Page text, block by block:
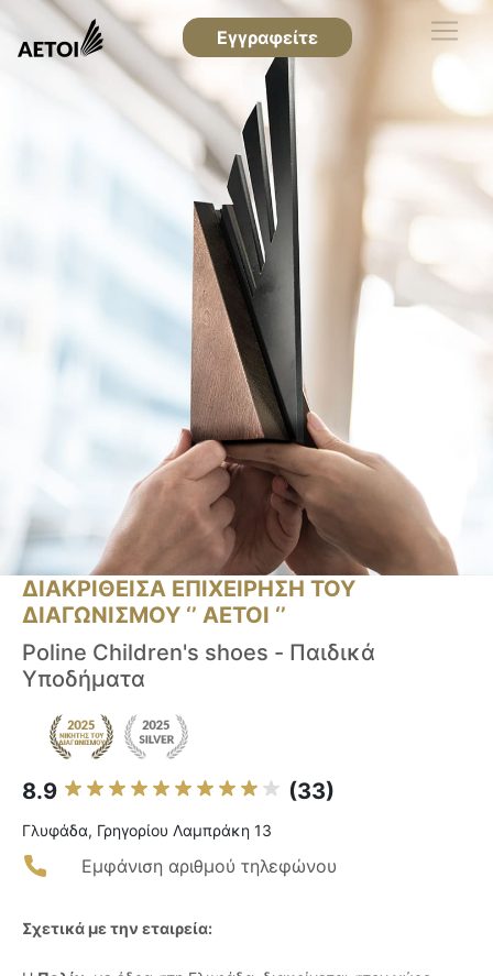
Εγγραφείτε
ΔΙΑΚΡΙΘΕΙΣΑ ΕΠΙΧΕΙΡΗΣΗ ΤΟΥ
ΔΙΑΓΩΝΙΣΜΟΥ ‘’ ΑΕΤΟΙ ‘’
Poline Children's shoes - Παιδικά
Υποδήματα
8.9 (33)
Γλυφάδα, Γρηγορίου Λαμπράκη 13
Εμφάνιση αριθμού τηλεφώνου
Σχετικά με την εταιρεία: